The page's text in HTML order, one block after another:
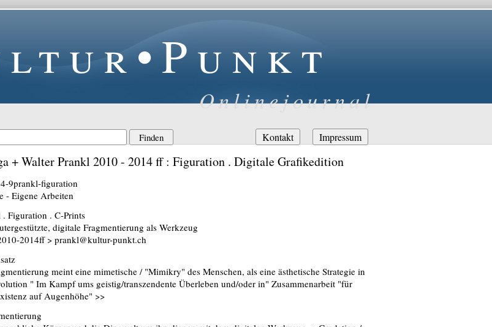
Onlinejournal
Navigation
überspringen
Kontakt Impressum
+ Walter Prankl 2010 - 2014 ff : Figuration . Digitale Grafikedition
9prankl-figuration
- Eigene Arbeiten
. Figuration . C-Prints
digitale Fragmentierung als Werkzeug
2014ff > prankl@kultur-punkt.ch
meint eine mimetische / "Mimikry" des Menschen, als eine ästhetische Strategie in
" Im Kampf ums geistig/transzendente Überleben und/oder in" Zusammenarbeit "für
auf Augenhöhe" >>